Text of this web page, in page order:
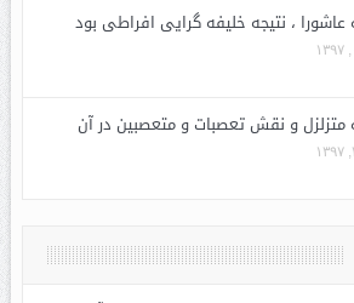
، نتیجه خلیفه گرایی افراطی بود
متزلزل و نقش تعصبات و متعصبین در آن